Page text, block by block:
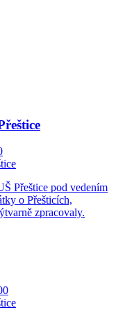
Přeštice pod vedením
o Přešticích,
zpracovaly.